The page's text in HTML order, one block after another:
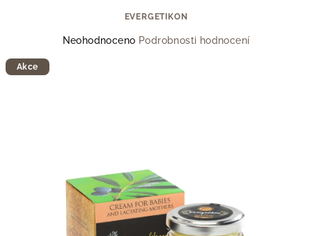
EVERGETIKON
produktu
Neohodnoceno Podrobnosti hodnocení
Akce